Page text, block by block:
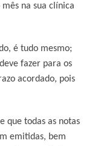
na sua clínica
é tudo mesmo;
fazer para os
acordado, pois
que todas as notas
emitidas, bem